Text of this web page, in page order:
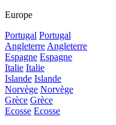
Europe
Portugal Portugal
Angleterre Angleterre
Espagne Espagne
Italie Italie
Islande Islande
Norvège Norvège
Grèce Grèce
Ecosse Ecosse